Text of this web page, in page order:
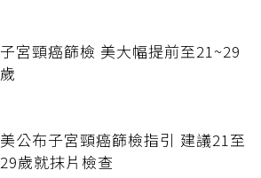
子宮頸癌篩檢 美大幅提前至21~29
歲
美公布子宮頸癌篩檢指引 建議21至
29歲就抹片檢查